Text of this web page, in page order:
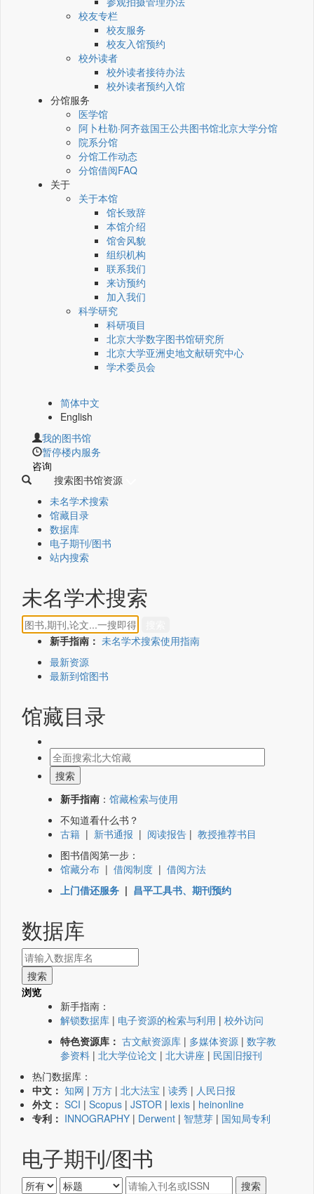
校友专栏
校友服务
校友入馆预约
校外读者
校外读者接待办法
校外读者预约入馆
分馆服务
医学馆
阿卜杜勒·阿齐兹国王公共图书馆北京大学分馆
院系分馆
分馆工作动态
分馆借阅FAQ
关于
关于本馆
馆长致辞
本馆介绍
馆舍风貌
组织机构
联系我们
来访预约
加入我们
科学研究
科研项目
北京大学数字图书馆研究所
北京大学亚洲史地文献研究中心
学术委员会
简体中文
English
我的图书馆
暂停楼内服务
咨询
搜索图书馆资源
未名学术搜索
馆藏目录
数据库
电子期刊/图书
站内搜索
未名学术搜索
新手指南： 未名学术搜索使用指南
最新资源
最新到馆图书
馆藏目录
新手指南 ： 馆藏检索与使用
不知道看什么书？
古籍 | 新书通报 | 阅读报告 | 教授推荐书目
图书借阅第一步：
馆藏分布 | 借阅制度 | 借阅方法
上门借还服务 | 昌平工具书、期刊预约
数据库
浏览
新手指南：
解锁数据库 | 电子资源的检索与利用 | 校外访问
特色资源库： 古文献资源库 | 多媒体资源 | 数字教
参资料 | 北大学位论文 | 北大讲座 | 民国旧报刊
热门数据库：
中文： 知网 | 万方 | 北大法宝 | 读秀 | 人民日报
外文： SCI | Scopus | JSTOR | lexis | heinonline
专利： INNOGRAPHY | Derwent | 智慧芽 | 国知局专利
电子期刊/图书